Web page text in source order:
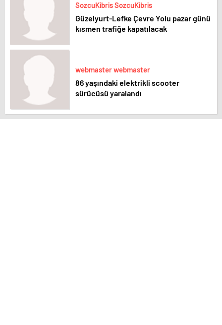
SozcuKibris SozcuKibris
Güzelyurt-Lefke Çevre Yolu pazar günü
kısmen trafiğe kapatılacak
webmaster webmaster
86 yaşındaki elektrikli scooter
sürücüsü yaralandı